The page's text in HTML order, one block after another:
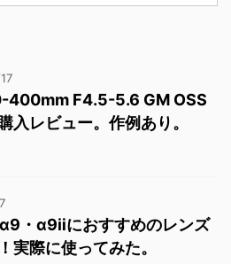
400mm F4.5-5.6 GM OSS
入レビュー。作例あり。
・α9ⅱにおすすめのレンズ
実際に使ってみた。